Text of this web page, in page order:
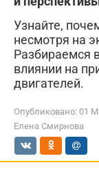
Узнайте,
несмотря на
Разбираемся
влиянии на
двигателей.
Опубликовано: 01
Елена Смирнова